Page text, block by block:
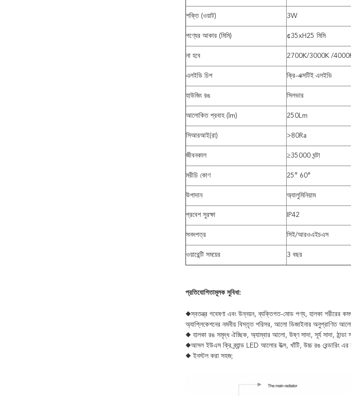
শক্তি (ওয়াট) 3W
পণ্যের আকার (মিমি) ¢35xH25 মিমি
না হবে 2700K/3000K /
এলইডি চিপ ক্রি-এক্সটিই এলইডি
হাউজিং রঙ সিলভার
আলোকিত প্রবাহ (lm) 250Lm
সিআরআই(রা) >80Ra
জীবনকাল ≥35000 ঘন্টা
মরীচি কোণ 25° 60°
উপাদান অ্যালুমিনিয়াম
প্রবেশ সুরক্ষা IP42
সনদপত্র সিই/আরওএইচএস
ওয়ারেন্টি সময়ের 3 বছর
প্রতিযোগিতামূলক সুবিধা:
◆স্বতন্ত্র গবেষণা এবং উন্নয়ন, ব্যক্তিগত-মোড পণ্য, হালকা শরীরের
অ্যাপ্লিকেশনের নমনীয় বিস্তৃত পরিসর, আলো ডিজাইনার অনুপ্রাণিত
◆ হালকা রঙ সমৃদ্ধ ঐচ্ছিক, অ্যাম্বার আলো, উষ্ণ সাদা, সূর্য সাদা, ঠান্ডা
◆আসল ইউএস ক্রি ব্র্যান্ড LED আলোর উত্স, খাঁটি, উচ্চ রঙ রেন্ডারিং
◆ ইনস্টল করা সহজ;